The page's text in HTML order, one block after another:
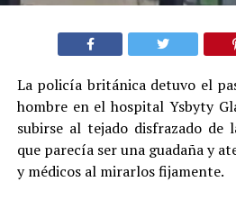
La policía británica detuvo el
hombre en el hospital Ysbyty
subirse al tejado disfrazado
que parecía ser una guadaña y
y médicos al mirarlos fijamente.